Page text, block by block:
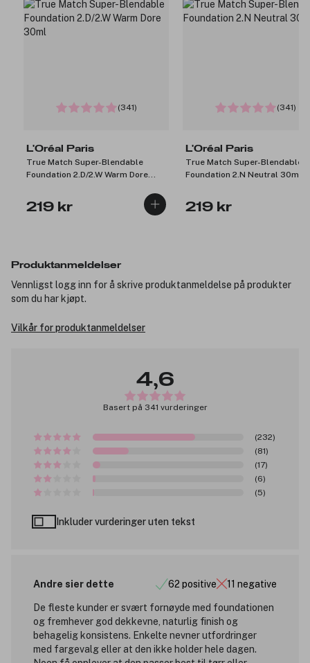
(341)
L'Oréal Paris
True Match Super-Blendable
Foundation 2.D/2.W Warm Dore
219 kr
(341)
L'Oréal Paris
True Match Super-Blendable
Foundation 2.N Neutral 30ml
219 kr
Produktanmeldelser
Vennligst logg inn for å skrive produktanmeldelse på produkter
som du har kjøpt.
Vilkår for produktanmeldelser
4,6
Basert på 341 vurderinger
(232)
(81)
(17)
(6)
(5)
Inkluder vurderinger uten tekst
Andre sier dette 62 positive 11 negative
De fleste kunder er svært fornøyde med foundationen
og fremhever god dekkevne, naturlig finish og
behagelig konsistens. Enkelte nevner utfordringer
med fargevalg eller at den ikke holder hele dagen.